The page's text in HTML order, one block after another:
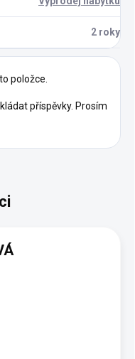
2 roky
položce.
příspěvky. Prosím